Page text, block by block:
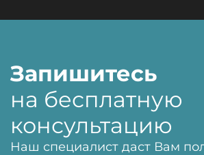
Запишитесь
на бесплатную
консультацию
Наш специалист даст Вам